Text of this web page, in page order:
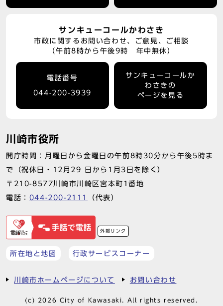
サンキューコールかわさき
市政に関するお問い合わせ、ご意見、ご相談
（午前8時から午後9時 年中無休）
電話番号
044-200-3939
サンキューコールか
わさきの
ページを見る
川崎市役所
開庁時間：月曜日から金曜日の午前8時30分から午後5時ま
で（祝休日・12月29 日から1月3日を除く）
〒210-8577川崎市川崎区宮本町1番地
電話： 044-200-2111 （代表）
外部リンク
所在地と地図 行政サービスコーナー
川崎市ホームページについて お問い合わせ
(c) 2026 City of Kawasaki. All rights reserved.